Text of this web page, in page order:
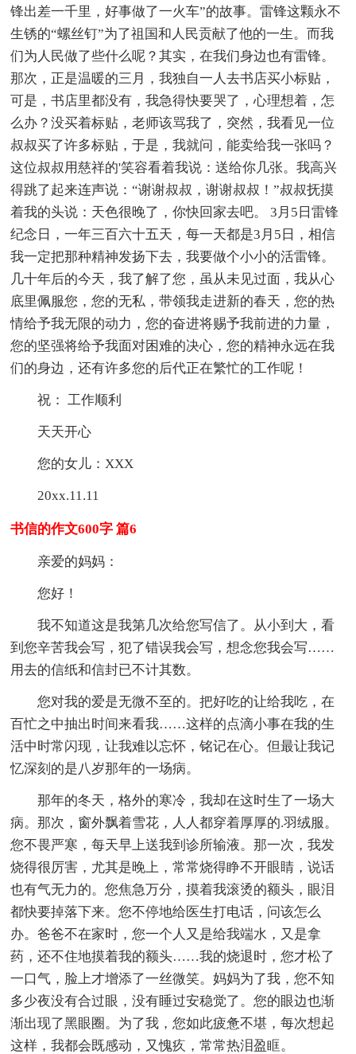
锋出差一千里，好事做了一火车”的故事。雷锋这颗永不
生锈的“螺丝钉”为了祖国和人民贡献了他的一生。而我
们为人民做了些什么呢？其实，在我们身边也有雷锋。
那次，正是温暖的三月，我独自一人去书店买小标贴，
可是，书店里都没有，我急得快要哭了，心理想着，怎
么办？没买着标贴，老师该骂我了，突然，我看见一位
叔叔买了许多标贴，于是，我就问，能卖给我一张吗？
这位叔叔用慈祥的'笑容看着我说：送给你几张。我高兴
得跳了起来连声说：“谢谢叔叔，谢谢叔叔！”叔叔抚摸
着我的头说：天色很晚了，你快回家去吧。 3月5日雷锋
纪念日，一年三百六十五天，每一天都是3月5日，相信
我一定把那种精神发扬下去，我要做个小小的活雷锋。
几十年后的今天，我了解了您，虽从未见过面，我从心
底里佩服您，您的无私，带领我走进新的春天，您的热
情给予我无限的动力，您的奋进将赐予我前进的力量，
您的坚强将给予我面对困难的决心，您的精神永远在我
们的身边，还有许多您的后代正在繁忙的工作呢！
祝： 工作顺利
天天开心
您的女儿：XXX
20xx.11.11
书信的作文600字 篇6
亲爱的妈妈：
您好！
我不知道这是我第几次给您写信了。从小到大，看
到您辛苦我会写，犯了错误我会写，想念您我会写……
用去的信纸和信封已不计其数。
您对我的爱是无微不至的。把好吃的让给我吃，在
百忙之中抽出时间来看我……这样的点滴小事在我的生
活中时常闪现，让我难以忘怀，铭记在心。但最让我记
忆深刻的是八岁那年的一场病。
那年的冬天，格外的寒冷，我却在这时生了一场大
病。那次，窗外飘着雪花，人人都穿着厚厚的.羽绒服。
您不畏严寒，每天早上送我到诊所输液。那一次，我发
烧得很厉害，尤其是晚上，常常烧得睁不开眼睛，说话
也有气无力的。您焦急万分，摸着我滚烫的额头，眼泪
都快要掉落下来。您不停地给医生打电话，问该怎么
办。爸爸不在家时，您一个人又是给我端水，又是拿
药，还不住地摸着我的额头……我的烧退时，您才松了
一口气，脸上才增添了一丝微笑。妈妈为了我，您不知
多少夜没有合过眼，没有睡过安稳觉了。您的眼边也渐
渐出现了黑眼圈。为了我，您如此疲惫不堪，每次想起
这样，我都会既感动，又愧疚，常常热泪盈眶。